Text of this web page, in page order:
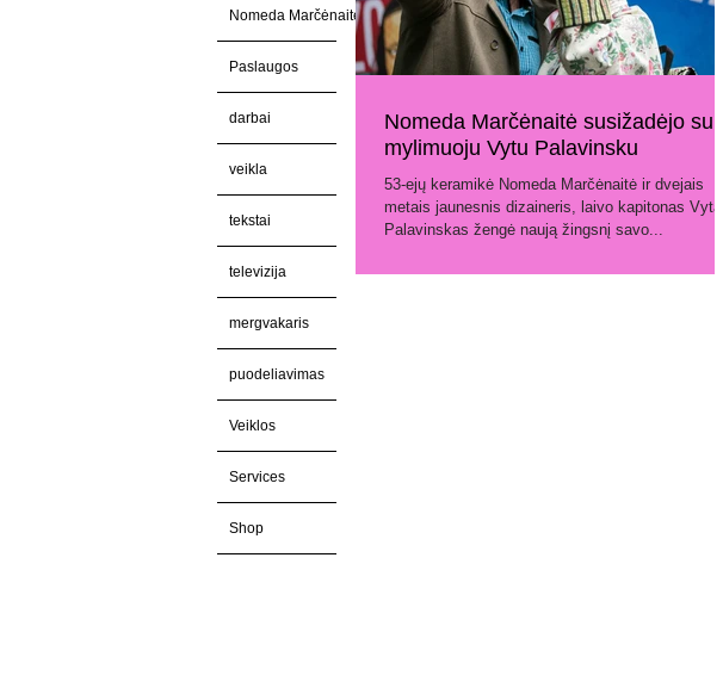
Nomeda Marčėnaitė
Paslaugos
darbai
veikla
tekstai
televizija
mergvakaris
puodeliavimas
Veiklos
Services
Shop
Nomeda Marčėnaitė susižadėjo su
mylimuoju Vytu Palavinsku
53-ejų keramikė Nomeda Marčėnaitė ir dvejais
metais jaunesnis dizaineris, laivo kapitonas Vytas
Palavinskas žengė naują žingsnį savo...